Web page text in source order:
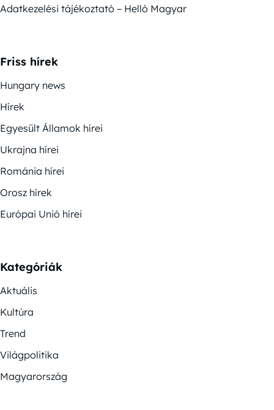
Adatkezelési tájékoztató – Helló Magyar
Friss hírek
Hungary news
Hírek
Egyesült Államok hírei
Ukrajna hírei
Románia hírei
Orosz hírek
Európai Unió hírei
Kategóriák
Aktuális
Kultúra
Trend
Világpolitika
Magyarország